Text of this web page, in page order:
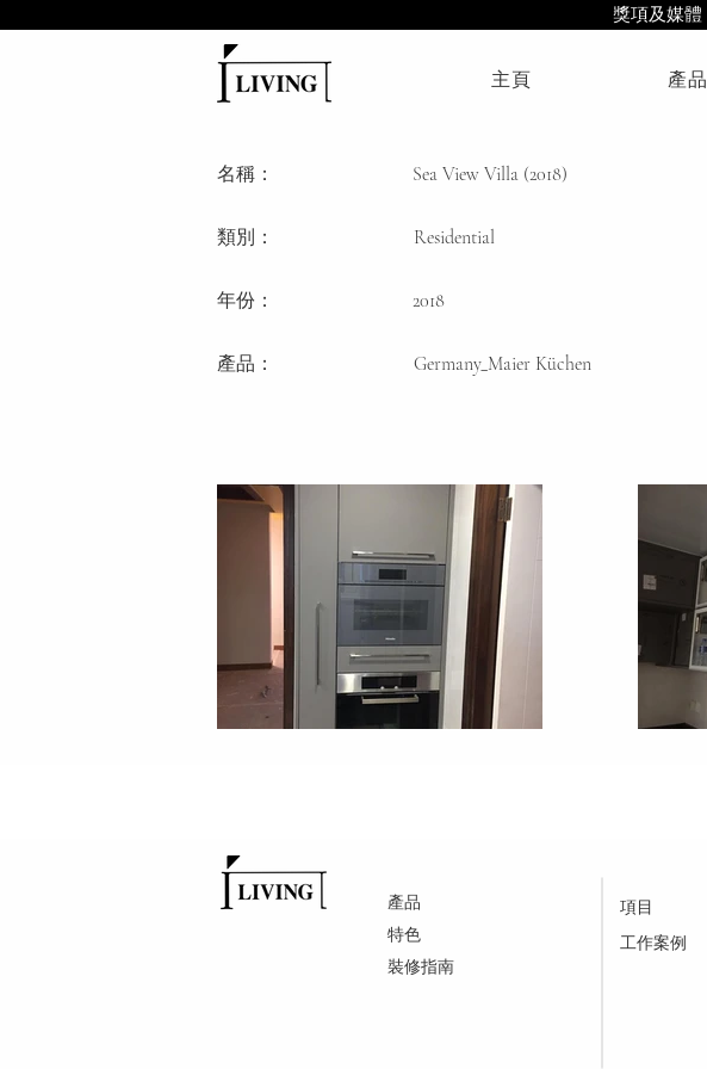
獎項及媒體
主頁 產品
名稱： Sea View Villa (2018)
類別 ： Residential
年份： 2018
產品： Germany_Maier Küchen
項目
工作案例
產品
特色
裝修指南